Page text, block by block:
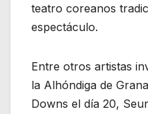
teatro coreanos
espectáculo.
Entre otros artistas
la Alhóndiga de
Downs el día 20,